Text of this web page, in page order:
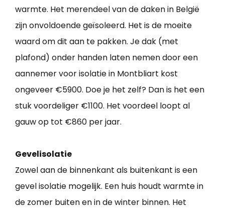
warmte. Het merendeel van de daken in België
zijn onvoldoende geïsoleerd. Het is de moeite
waard om dit aan te pakken. Je dak (met
plafond) onder handen laten nemen door een
aannemer voor isolatie in Montbliart kost
ongeveer €5900. Doe je het zelf? Dan is het een
stuk voordeliger €1100. Het voordeel loopt al
gauw op tot €860 per jaar.
Gevelisolatie
Zowel aan de binnenkant als buitenkant is een
gevel isolatie mogelijk. Een huis houdt warmte in
de zomer buiten en in de winter binnen. Het